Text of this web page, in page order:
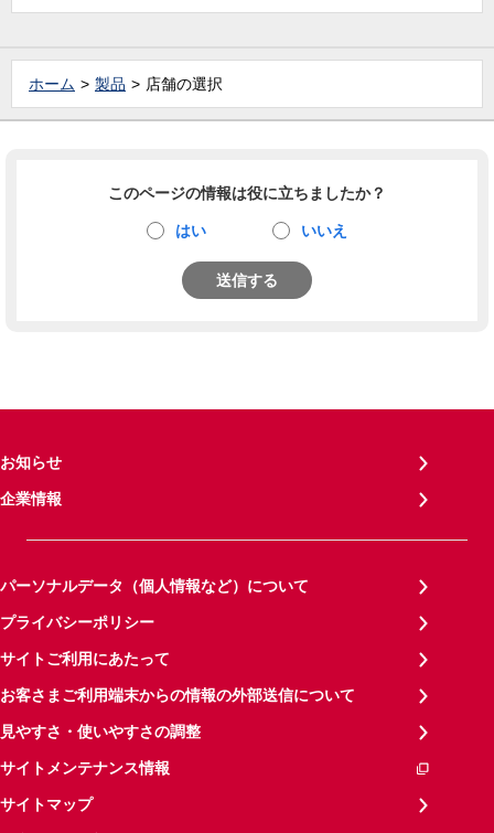
ホーム 製品 店舗の選択
このページの情報は役に立ちましたか？
はい いいえ
送信する
お知らせ
企業情報
パーソナルデータ（個人情報など）について
プライバシーポリシー
サイトご利用にあたって
お客さまご利用端末からの情報の外部送信について
見やすさ・使いやすさの調整
サイトメンテナンス情報
サイトマップ